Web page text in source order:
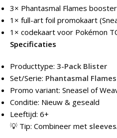
3× Phantasmal Flames
1× full-art foil promokaart
1× codekaart voor Pokémon
Specificaties
Producttype: 3-Pack Blister
Set/Serie: Phantasmal Flames
Promo variant: Sneasel of
Conditie: Nieuw & geseald
Leeftijd: 6+
💡 Tip: Combineer met